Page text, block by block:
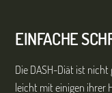
EINFACHE
Die DASH-Diät ist
leicht mit einigen ihrer